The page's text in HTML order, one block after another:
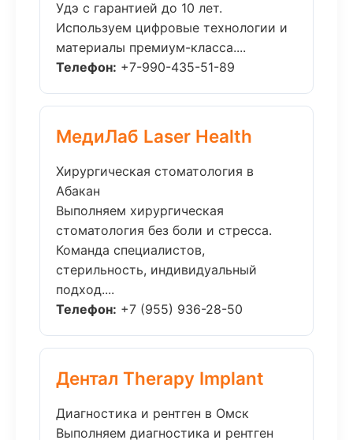
Удэ с гарантией до 10 лет.
Используем цифровые технологии и
материалы премиум-класса....
Телефон: +7-990-435-51-89
МедиЛаб Laser Health
Хирургическая стоматология в
Абакан
Выполняем хирургическая
стоматология без боли и стресса.
Команда специалистов,
стерильность, индивидуальный
подход....
Телефон: +7 (955) 936-28-50
Дентал Therapy Implant
Диагностика и рентген в Омск
Выполняем диагностика и рентген